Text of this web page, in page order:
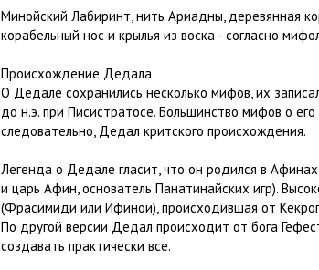
Минойский Лабиринт, нить Ариадны, деревянная
корабельный нос и крылья из воска - согласно
Происхождение Дедала
О Дедале сохранились несколько мифов, их
до н.э. при Писистратосе. Большинство мифов о
следовательно, Дедал критского происхождения.
Легенда о Дедале гласит, что он родился в
и царь Афин, основатель Панатинайских игр).
(Фрасимиди или Ифинои), происходившая от
По другой версии Дедал происходит от бога
создавать практически все.